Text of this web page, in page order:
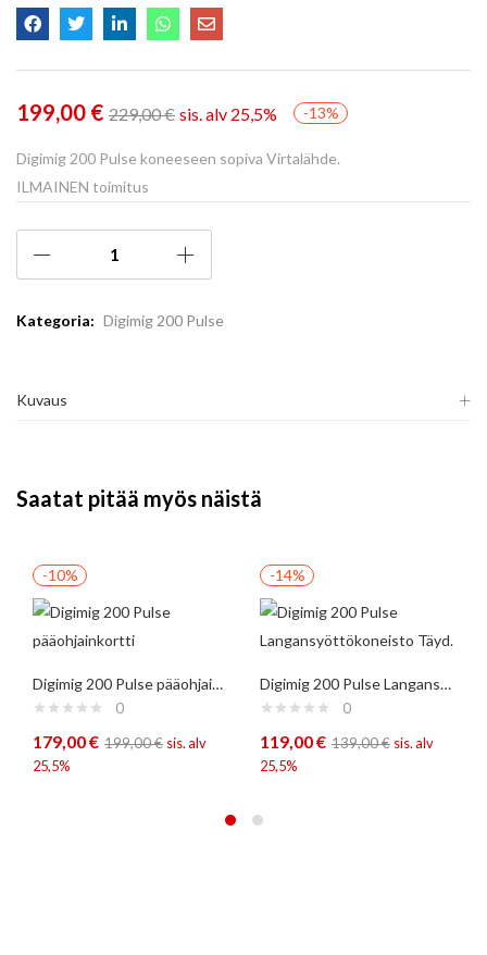
199,00 € 229,00€ sis. alv 25,5% -13%
Digimig 200 Pulse koneeseen sopiva Virtalähde.
ILMAINEN toimitus
Kategoria: Digimig 200 Pulse
Kuvaus
Saatat pitää myös näistä
-10%
Digimig 200 Pulse pääohjainkortti
0
179,00€ 199,00€ sis. alv
25,5%
-14%
Digimig 200 Pulse Langansyöttökoneisto Täyd.
0
119,00€ 139,00€ sis. alv
25,5%